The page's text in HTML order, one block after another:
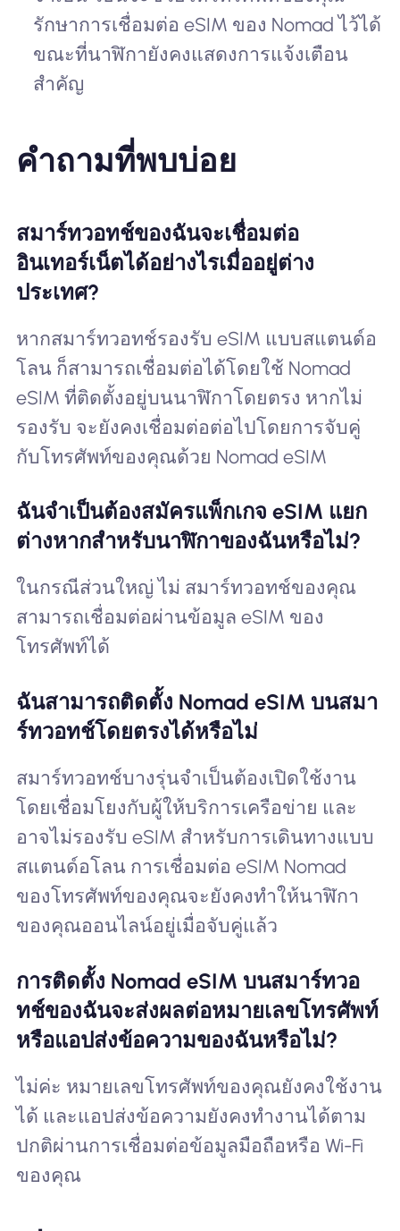
รักษาการเชื่อมต่อ eSIM ของ Nomad ไว้ได้
ขณะที่นาฬิกายังคงแสดงการแจ้งเตือน
สำคัญ
คำถามที่พบบ่อย
สมาร์ทวอทช์ของฉันจะเชื่อมต่อ
อินเทอร์เน็ตได้อย่างไรเมื่ออยู่ต่าง
ประเทศ?
หากสมาร์ทวอทช์รองรับ eSIM แบบสแตนด์อ
โลน ก็สามารถเชื่อมต่อได้โดยใช้ Nomad
eSIM ที่ติดตั้งอยู่บนนาฬิกาโดยตรง หากไม่
รองรับ จะยังคงเชื่อมต่อต่อไปโดยการจับคู่
กับโทรศัพท์ของคุณด้วย Nomad eSIM
ฉันจำเป็นต้องสมัครแพ็กเกจ eSIM แยก
ต่างหากสำหรับนาฬิกาของฉันหรือไม่?
ในกรณีส่วนใหญ่ ไม่ สมาร์ทวอทช์ของคุณ
สามารถเชื่อมต่อผ่านข้อมูล eSIM ของ
โทรศัพท์ได้
ฉันสามารถติดตั้ง Nomad eSIM บนสมา
ร์ทวอทช์โดยตรงได้หรือไม่
สมาร์ทวอทช์บางรุ่นจำเป็นต้องเปิดใช้งาน
โดยเชื่อมโยงกับผู้ให้บริการเครือข่าย และ
อาจไม่รองรับ eSIM สำหรับการเดินทางแบบ
สแตนด์อโลน การเชื่อมต่อ eSIM Nomad
ของโทรศัพท์ของคุณจะยังคงทำให้นาฬิกา
ของคุณออนไลน์อยู่เมื่อจับคู่แล้ว
การติดตั้ง Nomad eSIM บนสมาร์ทวอ
ทช์ของฉันจะส่งผลต่อหมายเลขโทรศัพท์
หรือแอปส่งข้อความของฉันหรือไม่?
ไม่ค่ะ หมายเลขโทรศัพท์ของคุณยังคงใช้งาน
ได้ และแอปส่งข้อความยังคงทำงานได้ตาม
ปกติผ่านการเชื่อมต่อข้อมูลมือถือหรือ Wi-Fi
ของคุณ